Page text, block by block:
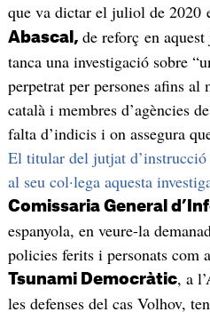
que va dictar el juliol de 2020
Abascal, de reforç en
tanca una investigació sobre
perpetrat per persones afins al
català i membres d’agències
falta d’indicis i on assegura
El titular del jutjat d’instrucció
al seu col·lega aquesta
Comissaria General
espanyola, en veure-la
policies ferits i personats com
Tsunami Democràtic, a
les defenses del cas Volhov,